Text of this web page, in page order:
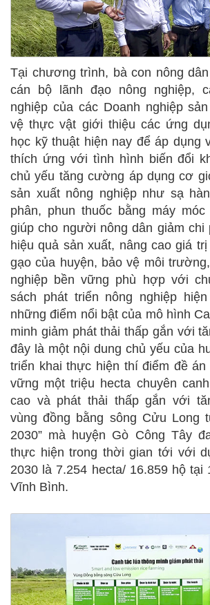
Tại chương trình, bà con nông
cán bộ lãnh đạo nông nghiệp,
nghiệp của các Doanh nghiệp
vệ thực vật giới thiệu các ứng
học kỹ thuật hiện nay để áp dụng
thích ứng với tình hình biến đổi
chủ yếu tăng cường áp dụng cơ
sản xuất nông nghiệp như sạ
phân, phun thuốc bằng máy
giúp cho người nông dân giảm chi
hiệu quả sản xuất, nâng cao giá
gạo của huyện, bảo vệ môi
nghiệp bền vững phù hợp với
sách phát triển nông nghiệp
những điểm nổi bật của mô hình
minh giảm phát thải thấp gắn với
đây là một nội dung chủ yếu của
triển khai thực hiện thí điểm đề án
vững một triệu hecta chuyên
cao và phát thải thấp gắn với
vùng đồng bằng sông Cửu Long
2030” mà huyện Gò Công Tây
thực hiện trong thời gian tới với
2030 là 7.254 hecta/ 16.859 hộ tại
Vĩnh Bình.